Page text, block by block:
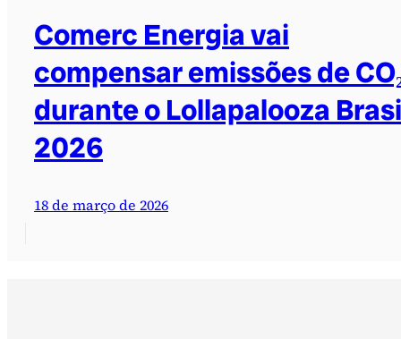
Comerc Energia vai
compensar emissões de
durante o Lollapalooza
2026
18 de março de 2026